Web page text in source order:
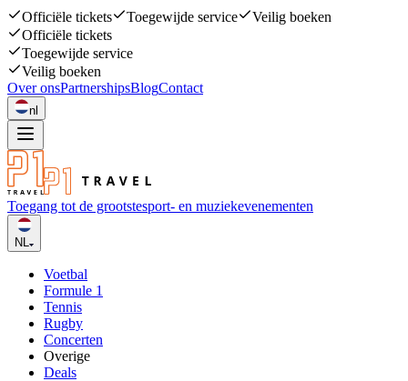
Officiële tickets Toegewijde service
Veilig boeken
Officiële tickets
Toegewijde service
Veilig boeken
Over onsPartnershipsBlogContact
nl
Toegang tot de grootstesport- en muziekevenementen
NL
Voetbal
Formule 1
Tennis
Rugby
Concerten
Overige
Deals